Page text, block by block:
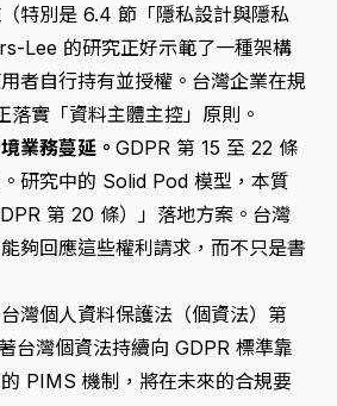
特別是 6.4 節「隱私設計與隱私
Lee 的研究正好示範了一種架構
者自行持有並授權。台灣企業在規
實「資料主體主控」原則。
業務蔓延。 GDPR 第 15 至 22 條
研究中的 Solid Pod 模型，本質
第 20 條）」落地方案。台灣
夠回應這些權利請求，而不只是書
台灣個人資料保護法（個資法）第
台灣個資法持續向 GDPR 標準靠
PIMS 機制，將在未來的合規要